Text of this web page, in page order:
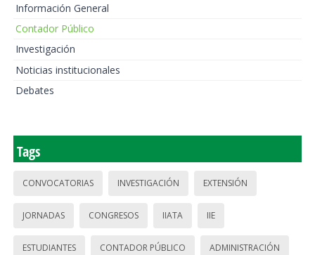
Información General
Contador Público
Investigación
Noticias institucionales
Debates
Tags
CONVOCATORIAS INVESTIGACIÓN EXTENSIÓN
JORNADAS CONGRESOS IIATA IIE
ESTUDIANTES CONTADOR PÚBLICO ADMINISTRACIÓN